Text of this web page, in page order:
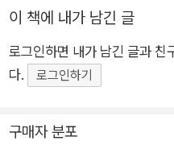
이 책에 내가 남긴 글
로그인하면 내가 남긴 글과 친
다.
로그인하기
구매자 분포